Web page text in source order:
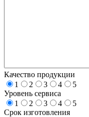
Качество продукции
1
2 3 4
5
Уровень сервиса
1
2 3 4
5
Срок изготовления